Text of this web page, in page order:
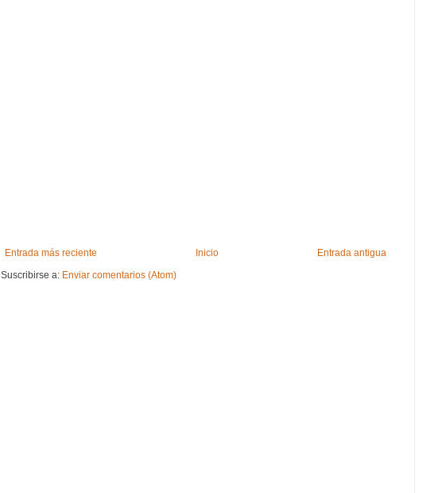
Entrada más reciente Entrada antigua
Inicio
Suscribirse a: Enviar comentarios (Atom)